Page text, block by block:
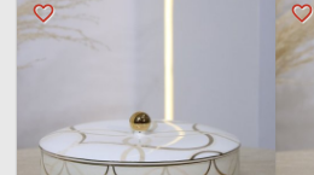
favorite_border
favorite_border